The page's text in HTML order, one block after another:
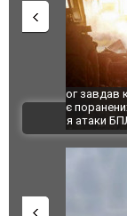
За 2000
склад